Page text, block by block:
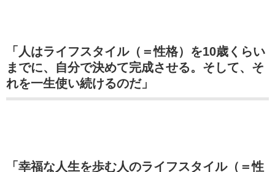
「人はライフスタイル（＝性格）を10歳くらい
までに、自分で決めて完成させる。そして、そ
れを一生使い続けるのだ」
「幸福な人生を歩む人のライフスタイル（＝性